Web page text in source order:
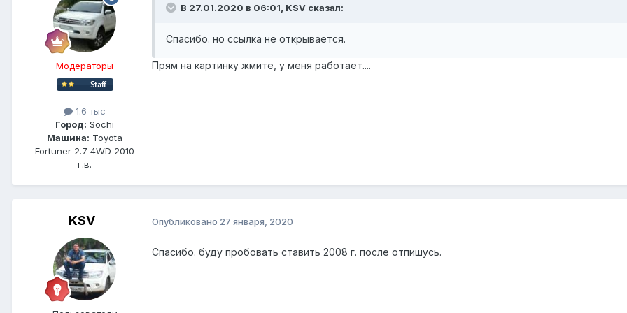
Модераторы
1.6 тыс
Город: Sochi
Машина: Toyota
Fortuner 2.7 4WD 2010
г.в.
В 27.01.2020 в 06:01, KSV сказал:
Спасибо. но ссылка не открывается.
Прям на картинку жмите, у меня работает....
KSV Опубликовано 27 января, 2020
Спасибо. буду пробовать ставить 2008 г. после отпишусь.